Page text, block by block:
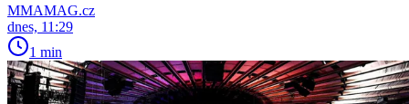
MMAMAG.cz
dnes, 11:29
1 min